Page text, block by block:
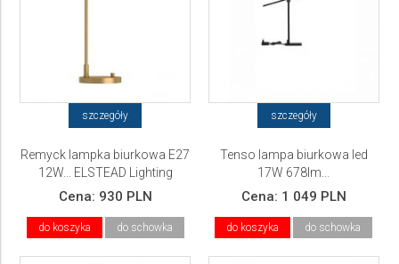
szczegóły
Remyck lampka biurkowa E27
12W... ELSTEAD Lighting
Cena: 930 PLN
do koszyka do schowka
szczegóły
Tenso lampa biurkowa led
17W 678lm...
Cena: 1 049 PLN
do koszyka do schowka